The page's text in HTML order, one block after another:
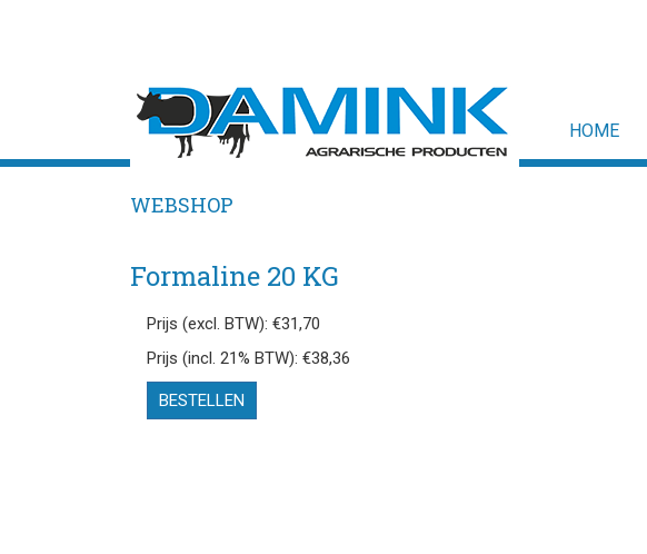
HOME
WEBSHOP
Formaline 20 KG
Prijs (excl. BTW): €31,70
Prijs (incl. 21% BTW): €38,36
BESTELLEN